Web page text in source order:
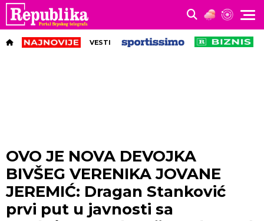
VESTI
OVO JE NOVA DEVOJKA
BIVŠEG VERENIKA JOVANE
JEREMIĆ: Dragan Stanković
prvi put u javnosti sa